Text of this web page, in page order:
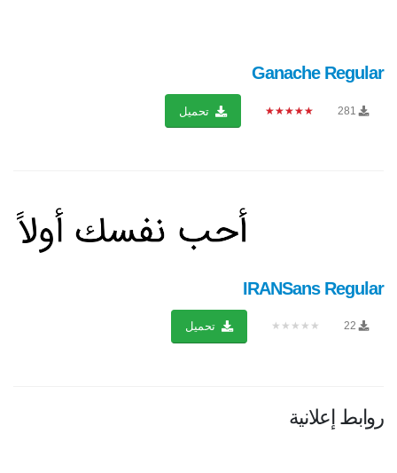
Ganache Regular
281
★★★★★ تحميل
IRANSans Regular
22
★★★★★ تحميل
روابط إعلانية